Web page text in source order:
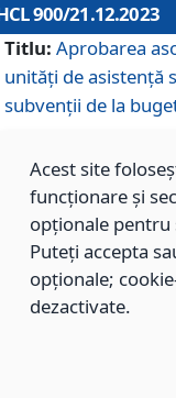
900/21.12.2023
Titlu: Aprobarea
unități de asistenţă
subvenţii de la
899/21.12.2023
Aprobarea
sociale furnizate în
Brașov, pentru
Modificarea
Acest site
funcționare și
opționale
Puteți accepta
opționale;
dezactivate.